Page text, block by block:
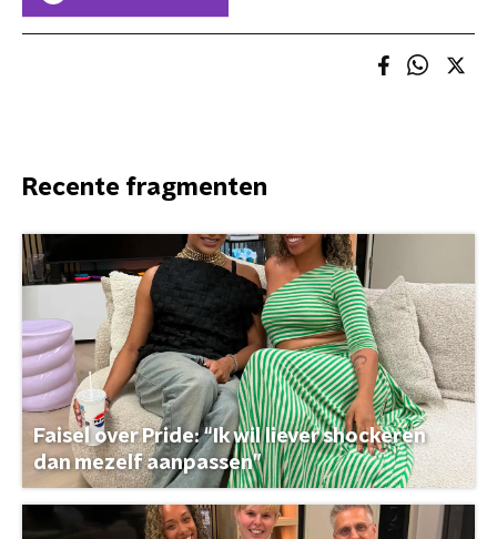
Recente fragmenten
Faisel over Pride: “Ik wil liever shockeren
dan mezelf aanpassen”